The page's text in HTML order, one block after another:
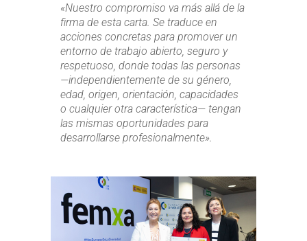
«Nuestro compromiso va más allá de la
firma de esta carta. Se traduce en
acciones concretas para promover un
entorno de trabajo abierto, seguro y
respetuoso, donde todas las personas
—independientemente de su género,
edad, origen, orientación, capacidades
o cualquier otra característica— tengan
las mismas oportunidades para
desarrollarse profesionalmente».